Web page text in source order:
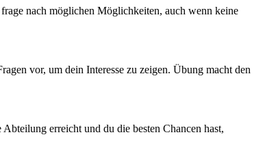
nach möglichen Möglichkeiten, auch wenn keine
vor, um dein Interesse zu zeigen. Übung macht den
erreicht und du die besten Chancen hast,